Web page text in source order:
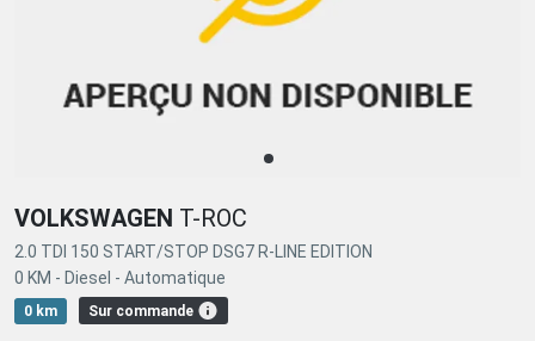
VOLKSWAGEN T-ROC
2.0 TDI 150 START/STOP DSG7 R-LINE EDITION
0 KM - Diesel - Automatique
0 km Sur commande